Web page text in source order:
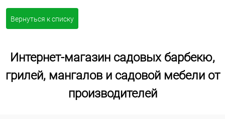
Вернуться к списку
Интернет-магазин садовых барбекю,
грилей, мангалов и садовой мебели от
производителей